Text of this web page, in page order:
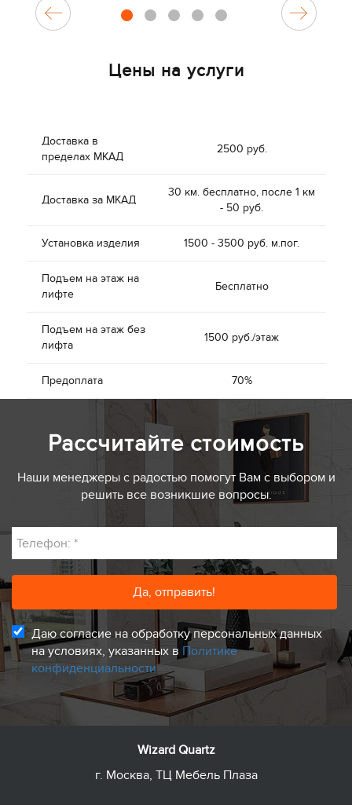
1 2 3 4 5
Цены на услуги
Доставка в
пределах МКАД
2500 руб.
Доставка за МКАД
30 км. бесплатно, после 1 км
- 50 руб.
Установка изделия 1500 - 3500 руб. м.пог.
Подъем на этаж на
лифте
Бесплатно
Подъем на этаж без
лифта
1500 руб./этаж
Предоплата 70%
Рассчитайте стоимость
Наши менеджеры с радостью помогут Вам с выбором и
решить все возникшие вопросы.
Телефон: *
Даю согласие на обработку персональных данных
на условиях, указанных в Политике
конфиденциальности
Wizard Quartz
г. Москва, ТЦ Мебель Плаза